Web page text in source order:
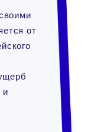
от
и